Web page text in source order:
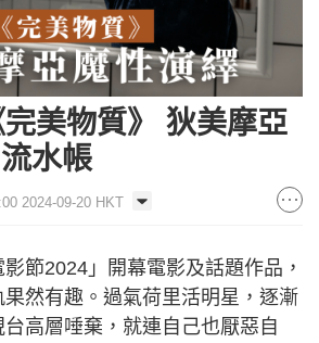
美物質》 狄美摩亞
水帳
2024-09-20 HKT
節2024」開幕電影及話題作品，
果然有趣。過氣荷里活明星，逐漸
高層唾棄，就連自己也厭惡自